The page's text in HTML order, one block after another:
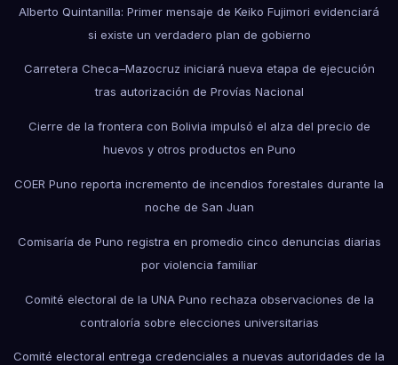
Alberto Quintanilla: Primer mensaje de Keiko Fujimori evidenciará
si existe un verdadero plan de gobierno
Carretera Checa–Mazocruz iniciará nueva etapa de ejecución
tras autorización de Provías Nacional
Cierre de la frontera con Bolivia impulsó el alza del precio de
huevos y otros productos en Puno
COER Puno reporta incremento de incendios forestales durante la
noche de San Juan
Comisaría de Puno registra en promedio cinco denuncias diarias
por violencia familiar
Comité electoral de la UNA Puno rechaza observaciones de la
contraloría sobre elecciones universitarias
Comité electoral entrega credenciales a nuevas autoridades de la